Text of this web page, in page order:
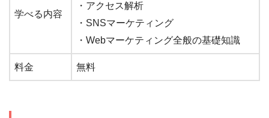
学べる内容
・アクセス解析
・SNSマーケティング
・Webマーケティング全般の基礎知識
料金 無料